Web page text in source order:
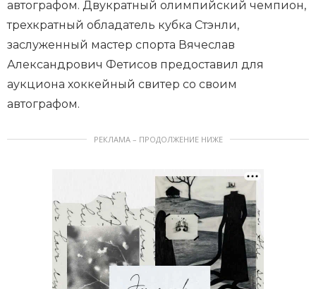
автографом. Двукратный олимпийский чемпион,
трехкратный обладатель кубка Стэнли,
заслуженный мастер спорта Вячеслав
Александрович Фетисов предоставил для
аукциона хоккейный свитер со своим
автографом.
РЕКЛАМА – ПРОДОЛЖЕНИЕ НИЖЕ